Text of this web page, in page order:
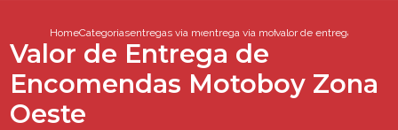
HomeCategoriasentregas via motoboyentrega via motoboyvalor de entrega de
Valor de Entrega de
Encomendas Motoboy Zona
Oeste